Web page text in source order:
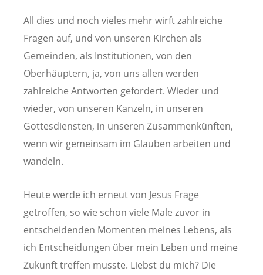
All dies und noch vieles mehr wirft zahlreiche
Fragen auf, und von unseren Kirchen als
Gemeinden, als Institutionen, von den
Oberhäuptern, ja, von uns allen werden
zahlreiche Antworten gefordert. Wieder und
wieder, von unseren Kanzeln, in unseren
Gottesdiensten, in unseren Zusammenkünften,
wenn wir gemeinsam im Glauben arbeiten und
wandeln.
Heute werde ich erneut von Jesus Frage
getroffen, so wie schon viele Male zuvor in
entscheidenden Momenten meines Lebens, als
ich Entscheidungen über mein Leben und meine
Zukunft treffen musste. Liebst du mich? Die